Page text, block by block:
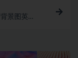
景图英文